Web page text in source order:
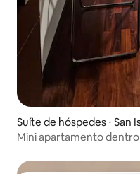
Suíte de hóspedes ⋅ San
Mini apartamento dentro